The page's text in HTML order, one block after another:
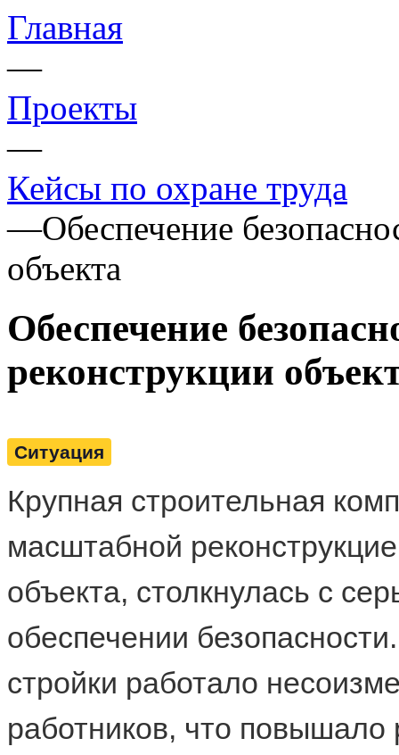
Главная
—
Проекты
—
Кейсы по охране труда
—Обеспечение
объекта
Обеспечение
реконструкции
Ситуация
Крупная строительная
масштабной
объекта, столкнулась с
обеспечении
стройки работало
работников, что